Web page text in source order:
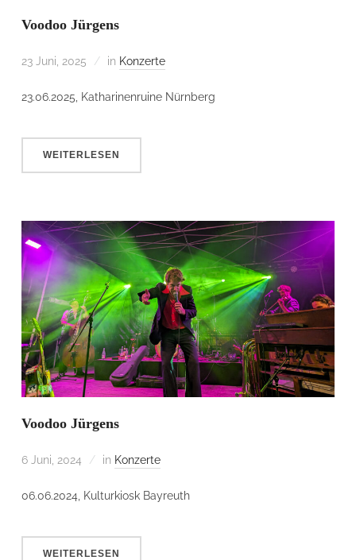
Voodoo Jürgens
23 Juni, 2025 in Konzerte
23.06.2025, Katharinenruine Nürnberg
WEITERLESEN
Voodoo Jürgens
6 Juni, 2024 in Konzerte
06.06.2024, Kulturkiosk Bayreuth
WEITERLESEN